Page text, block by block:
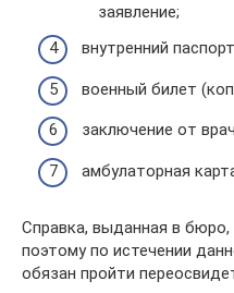
заявление;
внутренний
военный билет
заключение от
амбулаторная
Справка, выданная в
поэтому по истечении
обязан пройти